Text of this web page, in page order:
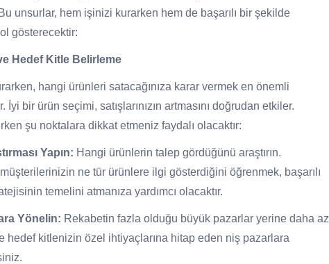
unsurlar, hem işinizi kurarken hem de başarılı bir şekilde
gösterecektir:
Hedef Kitle Belirleme
hangi ürünleri satacağınıza karar vermek en önemli
İyi bir ürün seçimi, satışlarınızın artmasını doğrudan etkiler.
şu noktalara dikkat etmeniz faydalı olacaktır:
Yapın: Hangi ürünlerin talep gördüğünü araştırın.
ne tür ürünlere ilgi gösterdiğini öğrenmek, başarılı
temelini atmanıza yardımcı olacaktır.
Yönelin: Rekabetin fazla olduğu büyük pazarlar yerine daha az
hedef kitlenizin özel ihtiyaçlarına hitap eden niş pazarlara